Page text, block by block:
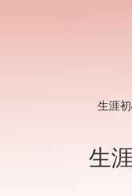
生涯
生